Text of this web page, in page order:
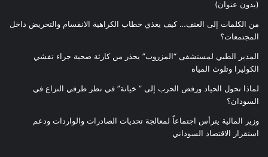
(بدون عنوان)
من الكلمات إلى العنف… كيف يغذي خطاب الكراهية الانقسام والتحريض داخل
المجتمعات؟
المدير الطبي لمستشفى “المزروب” يحذر من كارثة صحية جراء تفشي
الكوليرا وتلوث المياه
لماذا تحول الحياد ورفض الحرب إلى ” خيانة” في نظر طرفي النزاع في
السودان؟
وزير المالية يترأس اجتماعاً لمعالجة تحديات الصادرات والواردات ودعم
استقرار الاقتصاد السوداني